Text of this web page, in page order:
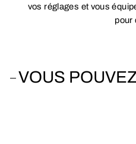
vos réglages et vous
pour
VOUS